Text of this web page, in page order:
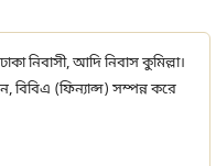
নিবাসী, আদি নিবাস কুমিল্লা।
বিবিএ (ফিন্যান্স) সম্পন্ন করে